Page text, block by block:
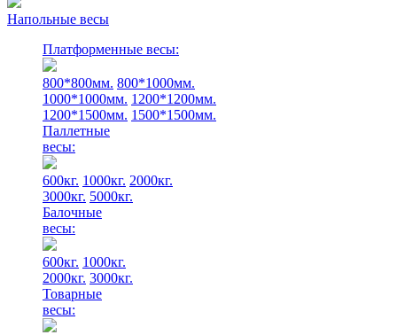
Напольные весы
Платформенные весы:
800*800мм. 800*1000мм.
1000*1000мм. 1200*1200мм.
1200*1500мм. 1500*1500мм.
Паллетные
весы:
600кг. 1000кг. 2000кг.
3000кг. 5000кг.
Балочные
весы:
600кг. 1000кг.
2000кг. 3000кг.
Товарные
весы: